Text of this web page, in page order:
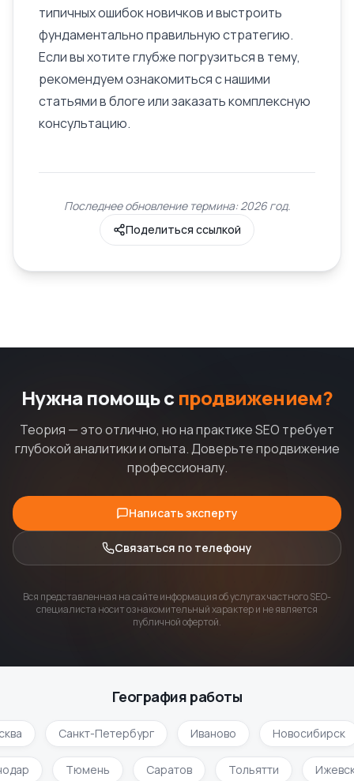
типичных ошибок новичков и выстроить
фундаментально правильную стратегию.
Если вы хотите глубже погрузиться в тему,
рекомендуем ознакомиться с нашими
статьями в блоге или заказать комплексную
консультацию.
Последнее обновление термина: 2026 год.
Поделиться ссылкой
Нужна помощь с продвижением?
Теория — это отлично, но на практике SEO требует
глубокой аналитики и опыта. Доверьте продвижение
профессионалу.
Написать эксперту
Связаться по телефону
Вся представленная на сайте информация об услугах частного SEO-
специалиста носит ознакомительный характер и не является
публичной офертой.
География работы
Санкт-Петербург Иваново Новосибирск
Тюмень Саратов Тольятти